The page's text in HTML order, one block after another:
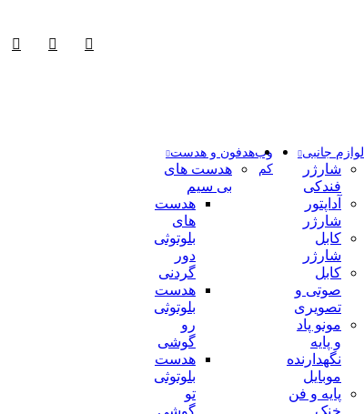
لوازم جانبی
شارژر
فندکی
آداپتور
شارژر
کابل
شارژر
کابل
صوتی و
تصویری
مونو پاد
و پایه
نگهدارنده
موبایل
پایه و فن
خنک
وب
کم
هدفون و هدست
هدست های
بی سیم
هدست
های
بلوتوثی
دور
گردنی
هدست
بلوتوثی
رو
گوشی
هدست
بلوتوثی
تو
گوشی